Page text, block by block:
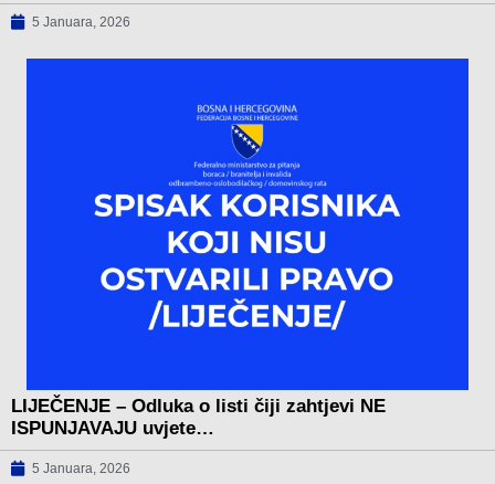
5 Januara, 2026
LIJEČENJE – Odluka o listi čiji zahtjevi NE
ISPUNJAVAJU uvjete…
5 Januara, 2026